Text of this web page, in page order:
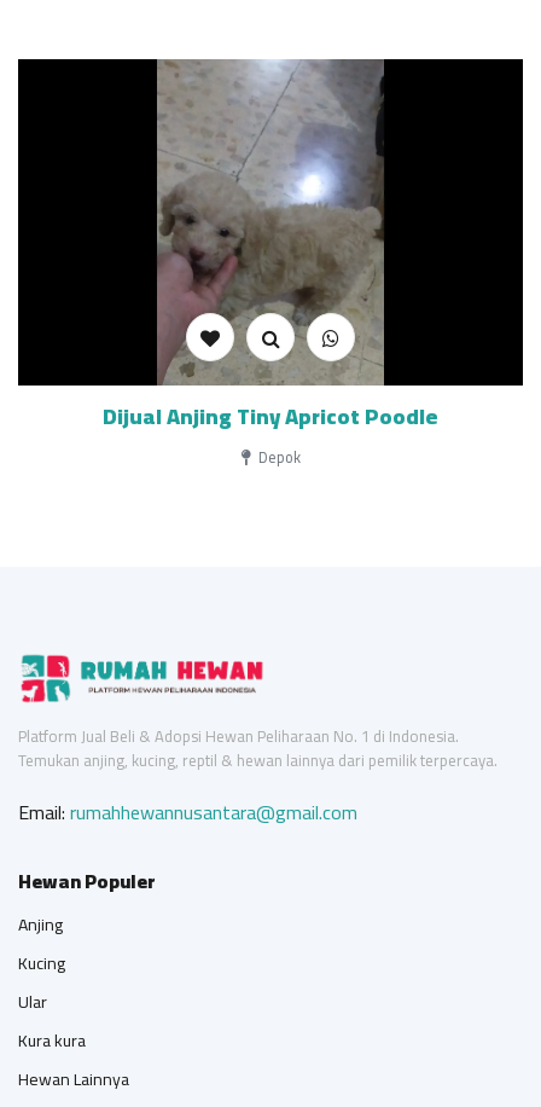
Dijual Anjing Tiny Apricot Poodle
Depok
Platform Jual Beli & Adopsi Hewan Peliharaan No. 1 di Indonesia.
Temukan anjing, kucing, reptil & hewan lainnya dari pemilik terpercaya.
Email:rumahhewannusantara@gmail.com
Hewan Populer
Anjing
Kucing
Ular
Kura kura
Hewan Lainnya